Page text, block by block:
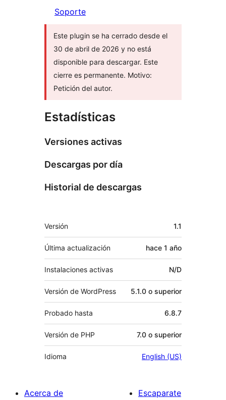
Soporte
Este plugin se ha cerrado desde el
30 de abril de 2026 y no está
disponible para descargar. Este
cierre es permanente. Motivo:
Petición del autor.
Estadísticas
Versiones activas
Descargas por día
Historial de descargas
Meta
Versión 1.1
Última actualización hace 1 año
Instalaciones activas N/D
Versión de WordPress 5.1.0 o superior
Probado hasta 6.8.7
Versión de PHP 7.0 o superior
Idioma English (US)
Acerca de
Escaparate